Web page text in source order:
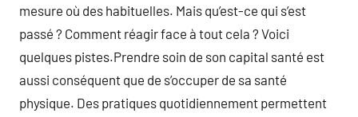
mesure où des habituelles. Mais qu’est-ce qui s’est
passé ? Comment réagir face à tout cela ? Voici
quelques pistes.Prendre soin de son capital santé est
aussi conséquent que de s’occuper de sa santé
physique. Des pratiques quotidiennement permettent